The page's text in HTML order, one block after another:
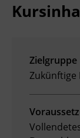
Digitales
Zielgruppe
Zukünftige